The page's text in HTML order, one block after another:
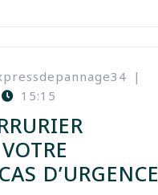
|
15:15
D’URGENCE